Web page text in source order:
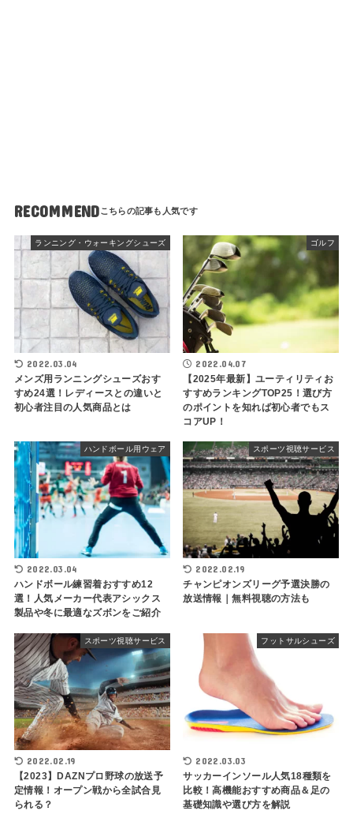
RECOMMEND
ランニング・ウォーキングシューズ
2022.03.04
メンズ用ランニングシューズおす
すめ24選！レディースとの違いと
初心者注目の人気商品とは
ゴルフ
2022.04.07
【2025年最新】ユーティリティお
すすめランキングTOP25！選び方
のポイントを知れば初心者でもス
コアUP！
ハンドボール用ウェア
2022.03.04
ハンドボール練習着おすすめ12
選！人気メーカー代表アシックス
製品や冬に最適なズボンをご紹介
スポーツ視聴サービス
2022.02.19
チャンピオンズリーグ予選決勝の
放送情報｜無料視聴の方法も
スポーツ視聴サービス
2022.02.19
【2023】DAZNプロ野球の放送予
定情報！オープン戦から全試合見
られる？
フットサルシューズ
2022.03.03
サッカーインソール人気18種類を
比較！高機能おすすめ商品＆足の
基礎知識や選び方を解説